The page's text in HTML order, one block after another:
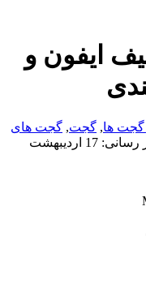
ایفون و
گجت ها, گجت, گجت های
رسانی:
17 اردیبهشت